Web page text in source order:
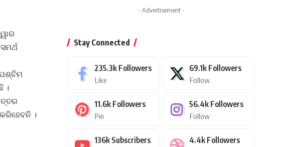
ପଶ୍ଚିମ
।
।
- Advertisement -
Stay Connected
235.3k Followers
Like
69.1k Followers
Follow
11.6k Followers
Pin
56.4k Followers
Follow
136k Subscribers 4.4k Followers